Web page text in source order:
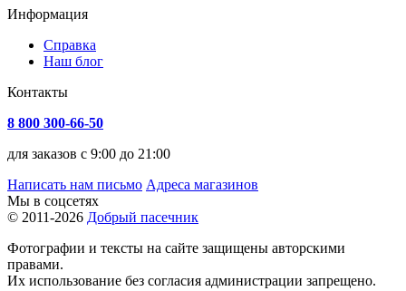
Информация
Справка
Наш блог
Контакты
8 800 300-66-50
для заказов с 9:00 до 21:00
Написать нам письмо Адреса магазинов
Мы в соцсетях
© 2011-2026 Добрый пасечник
Фотографии и тексты на сайте защищены авторскими
правами.
Их использование без согласия администрации запрещено.